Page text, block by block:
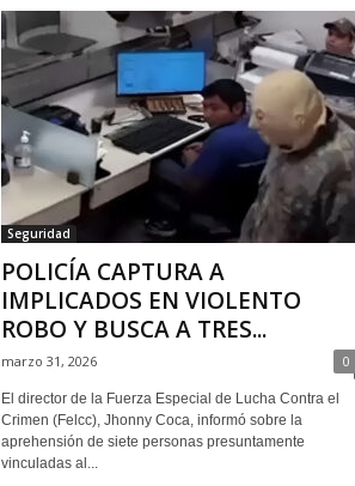
Seguridad
POLICÍA CAPTURA A
IMPLICADOS EN VIOLENTO
ROBO Y BUSCA A TRES...
marzo 31, 2026 0
El director de la Fuerza Especial de Lucha Contra el
Crimen (Felcc), Jhonny Coca, informó sobre la
aprehensión de siete personas presuntamente
vinculadas al...